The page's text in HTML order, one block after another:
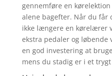
gennemføre en
alene bagefter. Når du får
ikke længere en kørelærer
ekstra pedaler og
en god investering at
mens du stadig er i et